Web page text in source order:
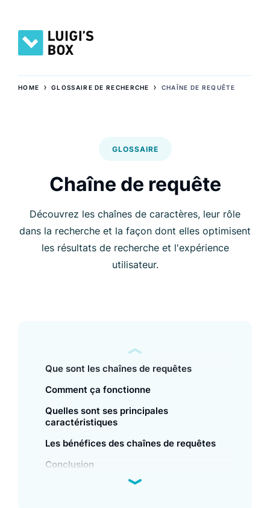
HOME ›GLOSSAIRE DE RECHERCHE › CHAÎNE DE REQUÊTE
GLOSSAIRE
Chaîne de requête
Découvrez les chaînes de caractères, leur rôle
dans la recherche et la façon dont elles optimisent
les résultats de recherche et l'expérience
utilisateur.
Que sont les chaînes de requêtes
Comment ça fonctionne
Quelles sont ses principales
caractéristiques
Les bénéfices des chaînes de requêtes
Conclusion